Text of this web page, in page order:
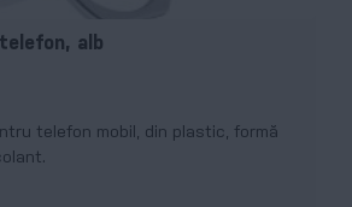
alb
telefon mobil, din plastic, formă